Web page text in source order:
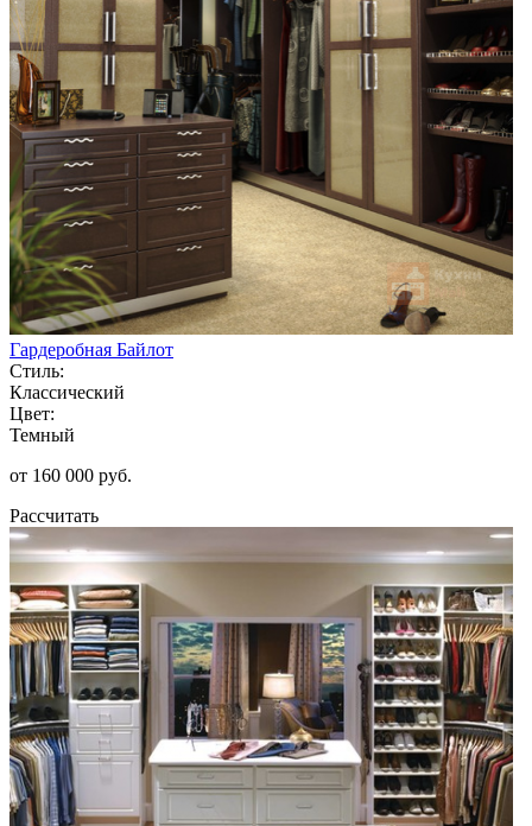
Гардеробная Байлот
Стиль:
Классический
Цвет:
Темный
от 160 000 руб.
Рассчитать